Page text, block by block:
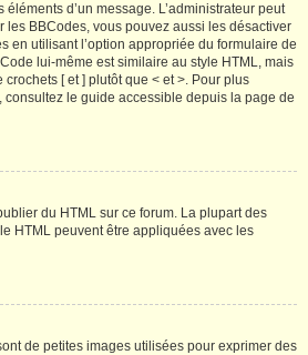
d’un message. L’administrateur peut
les BBCodes, vous pouvez aussi les désactiver
en utilisant l’option appropriée du formulaire de
lui-même est similaire au style HTML, mais
[ et ] plutôt que < et >. Pour plus
consultez le guide accessible depuis la page de
du HTML sur ce forum. La plupart des
HTML peuvent être appliquées avec les
de petites images utilisées pour exprimer des